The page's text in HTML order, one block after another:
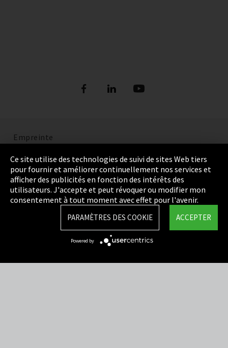
Empreinte
Politique de confidentialité
Cookie Settings
Termes et Conditions
Integrity Line
Ce site utilise des technologies de suivi de sites Web tiers
pour fournir et améliorer continuellement nos services et
afficher des publicités en fonction des intérêts des
utilisateurs. J'accepte et peut révoquer ou modifier mon
consentement à tout moment avec effet pour l'avenir.
ACCEPTER
PARAMÈTRES DES COOKIE
Powered by